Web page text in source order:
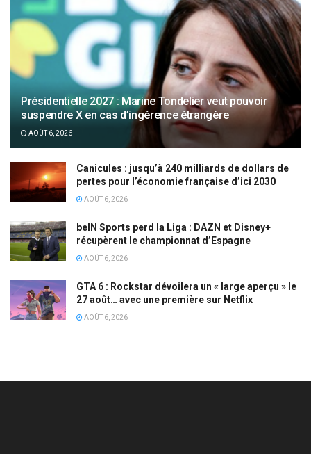
Présidentielle 2027 : Marine Tondelier veut pouvoir
suspendre X en cas d’ingérence étrangère
AOÛT 6, 2026
Canicules : jusqu’à 240 milliards de dollars de
pertes pour l’économie française d’ici 2030
AOÛT 6, 2026
beIN Sports perd la Liga : DAZN et Disney+
récupèrent le championnat d’Espagne
AOÛT 6, 2026
GTA 6 : Rockstar dévoilera un « large aperçu » le
27 août… avec une première sur Netflix
AOÛT 6, 2026